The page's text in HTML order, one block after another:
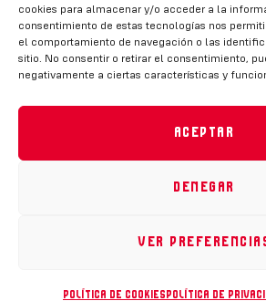
cookies para almacenar y/o acceder a la
consentimiento de estas tecnologías nos
el comportamiento de navegación o las
sitio. No consentir o retirar el consentimiento,
negativamente a ciertas características y
Aceptar
Denegar
Ver
Política de cookies Política de
Desarrollado por